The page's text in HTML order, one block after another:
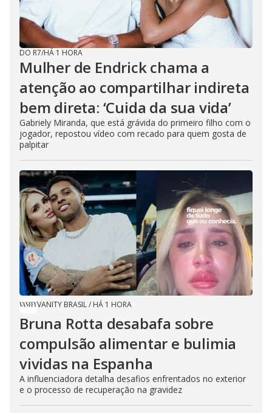
DO R7/HÁ 1 HORA
Mulher de Endrick chama a
atenção ao compartilhar indireta
bem direta: ‘Cuida da sua vida’
Gabriely Miranda, que está grávida do primeiro filho com o
jogador, repostou vídeo com recado para quem gosta de
palpitar
VANITY BRASIL/ HÁ 1 HORA
Bruna Rotta desabafa sobre
compulsão alimentar e bulimia
vividas na Espanha
A influenciadora detalha desafios enfrentados no exterior
e o processo de recuperação na gravidez